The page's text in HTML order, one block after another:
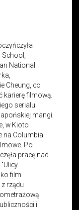
School,
National
Cheung, co
karierę filmową.
serialu
mangi.
w Kioto
na Columbia
Po
pracę nad
film
rządu
i